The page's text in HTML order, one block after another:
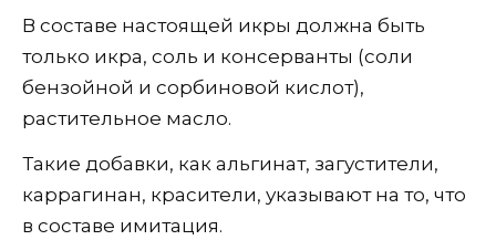
В составе настоящей икры должна быть
только икра, соль и консерванты (соли
бензойной и сорбиновой кислот),
растительное масло.
Такие добавки, как альгинат, загустители,
каррагинан, красители, указывают на то, что
в составе имитация.